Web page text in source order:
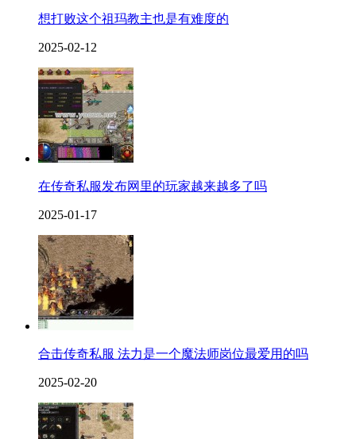
想打败这个祖玛教主也是有难度的
2025-02-12
在传奇私服发布网里的玩家越来越多了吗
2025-01-17
合击传奇私服 法力是一个魔法师岗位最爱用的吗
2025-02-20